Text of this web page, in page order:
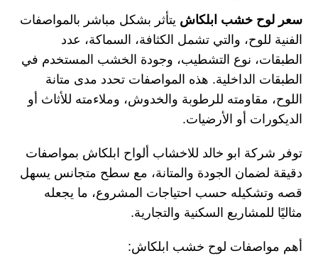
سعر لوح خشب ابلكاش يتأثر بشكل مباشر بالمواصفات
الفنية للوح، والتي تشمل الكثافة، السماكة، عدد
الطبقات، نوع التشطيب، وجودة الخشب المستخدم في
الطبقات الداخلية. هذه المواصفات تحدد مدى متانة
اللوح، مقاومته للرطوبة والخدوش، وملاءمته للأثاث أو
الديكورات أو الأرضيات.
توفر شركة ابو خالد للاخشاب ألواح ابلكاش بمواصفات
دقيقة لضمان الجودة والمتانة، مع سطح متجانس يسهل
قصه وتشكيله حسب احتياجات المشروع، ما يجعله
مثاليًا للمشاريع السكنية والتجارية.
أهم مواصفات لوح خشب ابلكاش: